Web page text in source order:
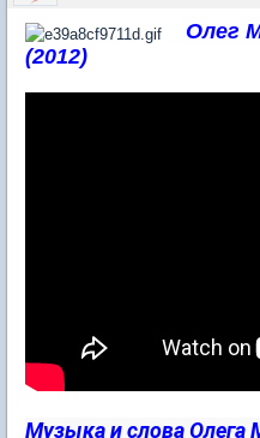
Олег
(2012)
Музыка и слова Олега